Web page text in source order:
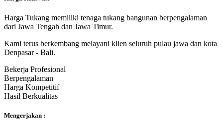
Harga Tukang memiliki tenaga tukang bangunan berpengalaman
dari Jawa Tengah dan Jawa Timur.
Kami terus berkembang melayani klien seluruh pulau jawa dan kota
Denpasar - Bali.
Bekerja Profesional
Berpengalaman
Harga Kompetitif
Hasil Berkualitas
Mengerjakan :